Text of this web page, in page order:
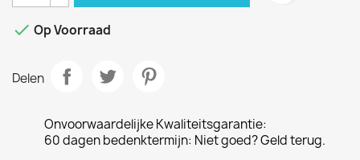
 Op Voorraad
Delen
Onvoorwaardelijke Kwaliteitsgarantie:
60 dagen bedenktermijn: Niet goed? Geld terug.